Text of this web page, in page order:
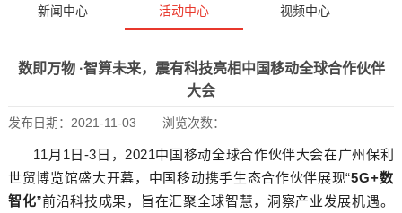
新闻中心 活动中心 视频中心
数即万物 ·智算未来，震有科技亮相中国移动全球合作伙伴
大会
发布日期： 2021-11-03 浏览次数：
11月1日-3日，2021中国移动全球合作伙伴大会在广州保利
世贸博览馆盛大开幕，中国移动携手生态合作伙伴展现“5G+数
智化”前沿科技成果，旨在汇聚全球智慧，洞察产业发展机遇。